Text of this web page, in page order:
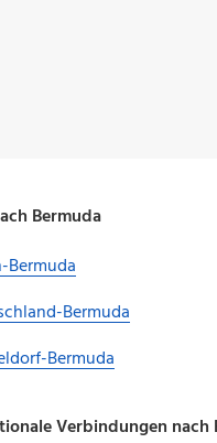
Bermuda
Bermuda
Bermuda
Bermuda
Verbindungen nach